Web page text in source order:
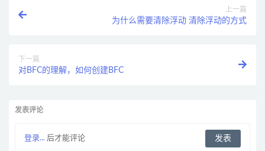
上一篇
为什么需要清除浮动 清除浮动的方式
下一篇
对BFC的理解，如何创建BFC
发表评论
登录... 后才能评论